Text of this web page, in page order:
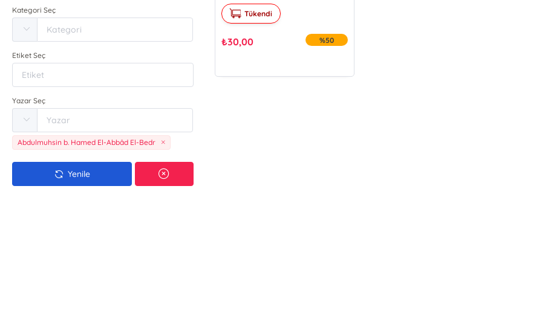
Kategori Seç
Etiket Seç
Yazar Seç
Abdulmuhsin b. Hamed El-Abbâd El-Bedr
Yenile
Tükendi
₺30,00 %50